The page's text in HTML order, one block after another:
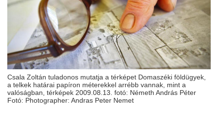
Csala Zoltán tuladonos mutatja a térképet Domaszéki földügyek,
a telkek határai papíron méterekkel arrébb vannak, mint a
valóságban, térképek 2009.08.13. fotó: Németh András Péter
Fotó: Photographer: Andras Peter Nemet